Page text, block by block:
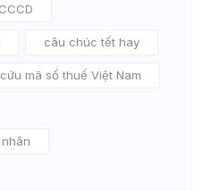
câu chúc tết hay
mã số thuế Việt Nam